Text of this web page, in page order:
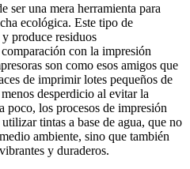
ser una mera herramienta para
ecológica. Este tipo de
produce residuos
con la impresión
son como esos amigos que
de imprimir lotes pequeños de
desperdicio al evitar la
poco, los procesos de impresión
tintas a base de agua, que no
ambiente, sino que también
y duraderos.